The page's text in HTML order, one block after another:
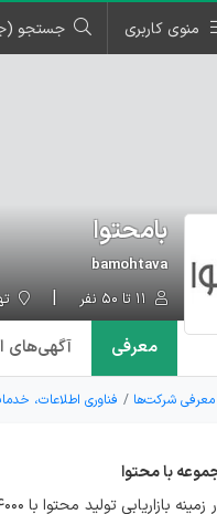
منوی کاربری جستجو
بامحتوا
bamohtava
معرفی آگهی‌های
معرفی شرکت‌ها فناوری اطلاعات،
با محتوا